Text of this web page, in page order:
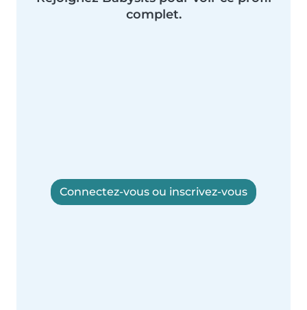
complet.
Connectez-vous ou inscrivez-vous